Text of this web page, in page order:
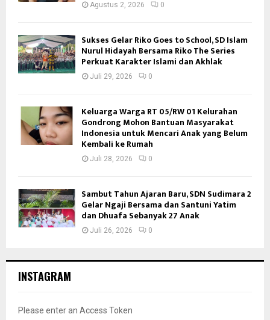
Agustus 2, 2026 0
Sukses Gelar Riko Goes to School, SD Islam
Nurul Hidayah Bersama Riko The Series
Perkuat Karakter Islami dan Akhlak
Juli 29, 2026 0
Keluarga Warga RT 05/RW 01 Kelurahan
Gondrong Mohon Bantuan Masyarakat
Indonesia untuk Mencari Anak yang Belum
Kembali ke Rumah
Juli 28, 2026 0
Sambut Tahun Ajaran Baru, SDN Sudimara 2
Gelar Ngaji Bersama dan Santuni Yatim
dan Dhuafa Sebanyak 27 Anak
Juli 26, 2026 0
INSTAGRAM
Please enter an Access Token